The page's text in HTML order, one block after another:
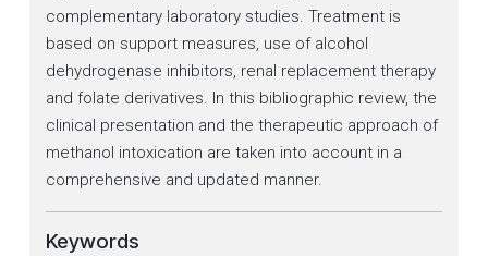
complementary laboratory studies. Treatment is
based on support measures, use of alcohol
dehydrogenase inhibitors, renal replacement therapy
and folate derivatives. In this bibliographic review, the
clinical presentation and the therapeutic approach of
methanol intoxication are taken into account in a
comprehensive and updated manner.
Keywords